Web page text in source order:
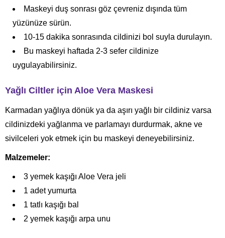
Maskeyi duş sonrası göz çevreniz dışında tüm
yüzünüze sürün.
10-15 dakika sonrasında cildinizi bol suyla durulayın.
Bu maskeyi haftada 2-3 sefer cildinize
uygulayabilirsiniz.
Yağlı Ciltler için Aloe Vera Maskesi
Karmadan yağlıya dönük ya da aşırı yağlı bir cildiniz varsa
cildinizdeki yağlanma ve parlamayı durdurmak, akne ve
sivilceleri yok etmek için bu maskeyi deneyebilirsiniz.
Malzemeler:
3 yemek kaşığı Aloe Vera jeli
1 adet yumurta
1 tatlı kaşığı bal
2 yemek kaşığı arpa unu